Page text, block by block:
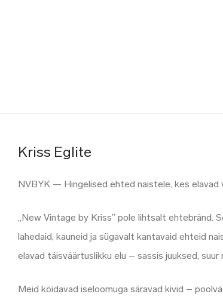
Kriss Eglite
NVBYK — Hingelised ehted naistele, kes elavad
„New Vintage by Kriss” pole lihtsalt ehtebränd.
lahedaid, kauneid ja sügavalt kantavaid ehteid
elavad täisväärtuslikku elu – sassis juuksed, suur
Meid köidavad iseloomuga säravad kivid –